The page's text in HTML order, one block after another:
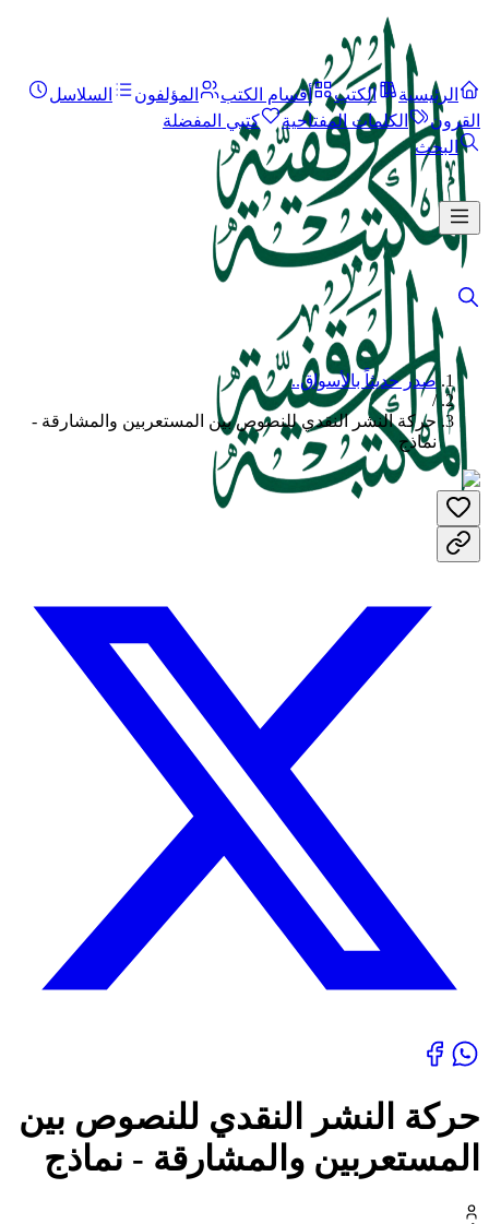
الرئيسية الكتب أقسام الكتب المؤلفون
السلاسل
القرون
الكلمات المفتاحية
كتبي المفضلة
البحث
صدر حديثاً بالأسواق..
/
حركة النشر النقدي للنصوص بين المستعربين والمشارقة -
نماذج
حركة النشر النقدي للنصوص بين
المستعربين والمشارقة - نماذج